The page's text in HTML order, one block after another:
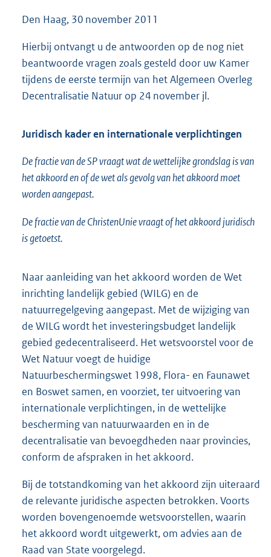
Den Haag, 30 november 2011
Hierbij ontvangt u de antwoorden op de nog niet
beantwoorde vragen zoals gesteld door uw Kamer
tijdens de eerste termijn van het Algemeen Overleg
Decentralisatie Natuur op 24 november jl.
Juridisch kader en internationale verplichtingen
De fractie van de SP vraagt wat de wettelijke grondslag is van
het akkoord en of de wet als gevolg van het akkoord moet
worden aangepast.
De fractie van de ChristenUnie vraagt of het akkoord juridisch
is getoetst.
Naar aanleiding van het akkoord worden de Wet
inrichting landelijk gebied (WILG) en de
natuurregelgeving aangepast. Met de wijziging van
de WILG wordt het investeringsbudget landelijk
gebied gedecentraliseerd. Het wetsvoorstel voor de
Wet Natuur voegt de huidige
Natuurbeschermingswet 1998, Flora- en Faunawet
en Boswet samen, en voorziet, ter uitvoering van
internationale verplichtingen, in de wettelijke
bescherming van natuurwaarden en in de
decentralisatie van bevoegdheden naar provincies,
conform de afspraken in het akkoord.
Bij de totstandkoming van het akkoord zijn uiteraard
de relevante juridische aspecten betrokken. Voorts
worden bovengenoemde wetsvoorstellen, waarin
het akkoord wordt uitgewerkt, om advies aan de
Raad van State voorgelegd.